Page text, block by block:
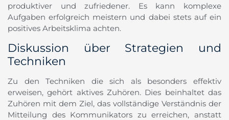
produktiver und zufriedener. Es kann komplexe
Aufgaben erfolgreich meistern und dabei stets auf ein
positives Arbeitsklima achten.
Diskussion über Strategien und
Techniken
Zu den Techniken die sich als besonders effektiv
erweisen, gehört aktives Zuhören. Dies beinhaltet das
Zuhören mit dem Ziel, das vollständige Verständnis der
Mitteilung des Kommunikators zu erreichen, anstatt